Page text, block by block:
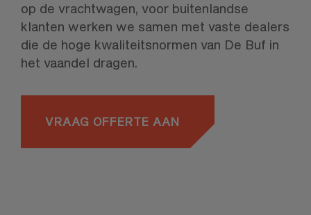
op de vrachtwagen, voor buitenlandse
klanten werken we samen met vaste dealers
die de hoge kwaliteitsnormen van De Buf in
het vaandel dragen.
VRAAG OFFERTE AAN